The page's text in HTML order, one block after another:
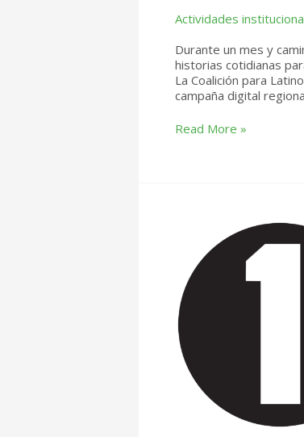
Actividades
Durante un mes y
historias cotidianas
La Coalición para
campaña digital
#MiraDosVeces:
conversación
sobre
cambio
climático
en
América
Latina
Read More »